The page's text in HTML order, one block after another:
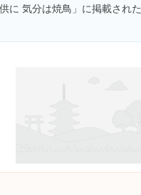
に 気分は焼鳥」に掲載された